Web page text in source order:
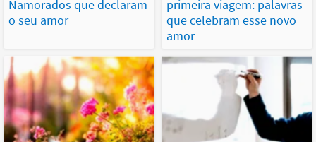
Namorados que declaram
o seu amor
primeira viagem: palavras
que celebram esse novo
amor